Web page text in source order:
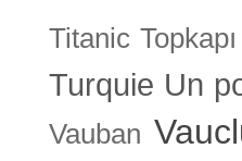
Titanic Topkapı
Turquie Un
Vauban